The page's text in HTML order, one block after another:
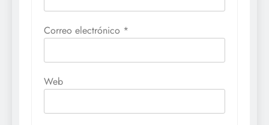
Correo electrónico *
Web